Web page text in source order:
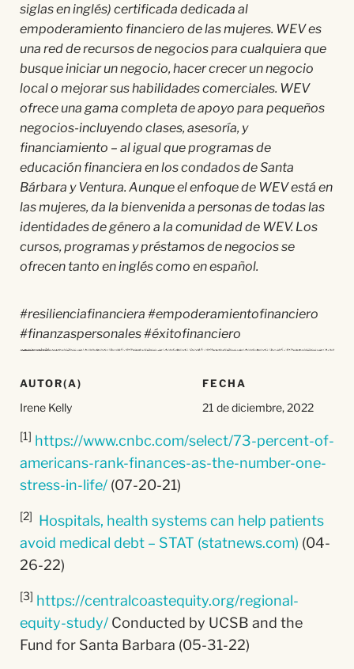
siglas en inglés) certificada dedicada al
empoderamiento financiero de las mujeres. WEV es
una red de recursos de negocios para cualquiera que
busque iniciar un negocio, hacer crecer un negocio
local o mejorar sus habilidades comerciales. WEV
ofrece una gama completa de apoyo para pequeños
negocios-incluyendo clases, asesoría, y
financiamiento – al igual que programas de
educación financiera en los condados de Santa
Bárbara y Ventura. Aunque el enfoque de WEV está en
las mujeres, da la bienvenida a personas de todas las
identidades de género a la comunidad de WEV. Los
cursos, programas y préstamos de negocios se
ofrecen tanto en inglés como en español.
#resilienciafinanciera #empoderamientofinanciero
#finanzaspersonales #éxitofinanciero
AUTOR(A)
Irene Kelly
FECHA
21 de diciembre, 2022
[1] https://www.cnbc.com/select/73-percent-of-
americans-rank-finances-as-the-number-one-
stress-in-life/ (07-20-21)
[2]
Hospitals, health systems can help patients
avoid medical debt – STAT (statnews.com) (04-
26-22)
[3] https://centralcoastequity.org/regional-
equity-study/ Conducted by UCSB and the
Fund for Santa Barbara (05-31-22)